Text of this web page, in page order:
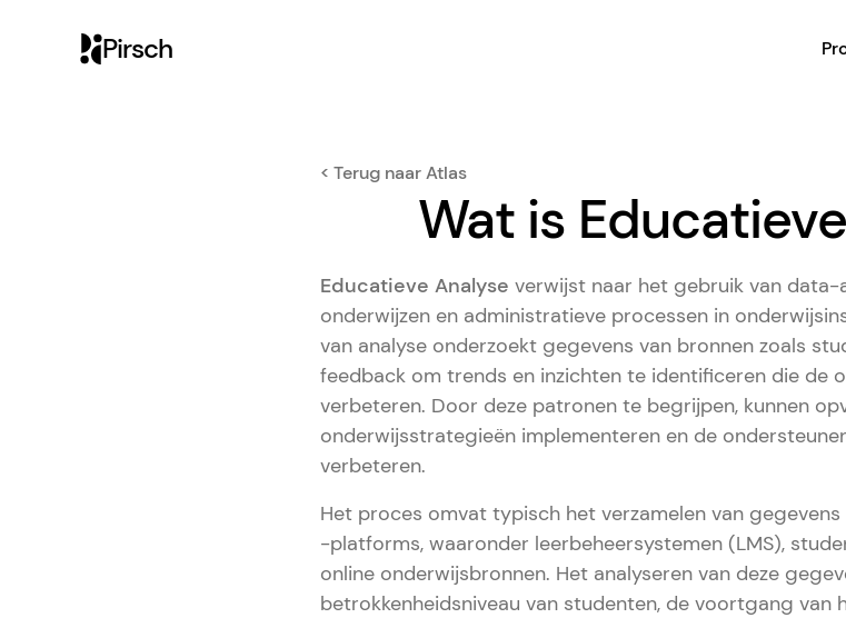
Pirsch
< Terug naar Atlas
Wat is
Educatieve Analyse verwijst naar het gebruik van data-
onderwijzen en administratieve processen in
van analyse onderzoekt gegevens van bronnen zoals
feedback om trends en inzichten te identificeren die de
verbeteren. Door deze patronen te begrijpen, kunnen
onderwijsstrategieën implementeren en de
verbeteren.
Het proces omvat typisch het verzamelen van
-platforms, waaronder leerbeheersystemen (LMS),
online onderwijsbronnen. Het analyseren van deze
betrokkenheidsniveau van studenten, de voortgang van